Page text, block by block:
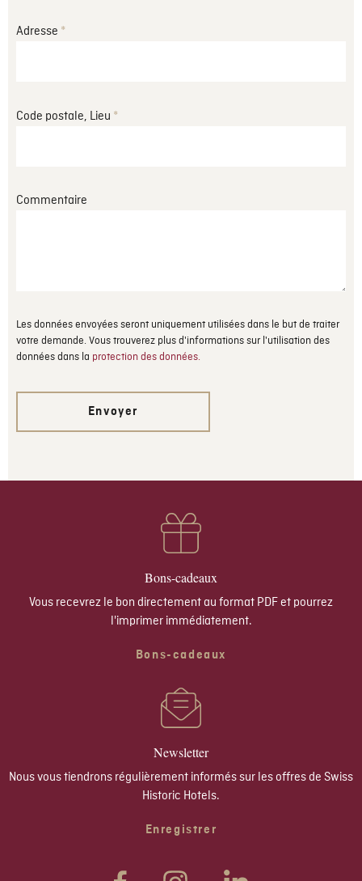
Adresse *
Code postale, Lieu *
Commentaire
Les données envoyées seront uniquement utilisées dans le but de traiter
votre demande. Vous trouverez plus d'informations sur l'utilisation des
données dans la protection des données.
Envoyer
Bons-cadeaux
Vous recevrez le bon directement au format PDF et pourrez
l'imprimer immédiatement.
Bons-cadeaux
Newsletter
Nous vous tiendrons régulièrement informés sur les offres de Swiss
Historic Hotels.
Enregistrer